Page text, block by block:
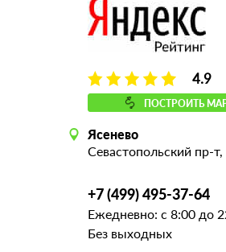
4.9
ПОСТРОИТЬ
Ясенево
Севастопольский пр-
+7 (499) 495-37-64
Ежедневно: с 8:00 до
Без выходных